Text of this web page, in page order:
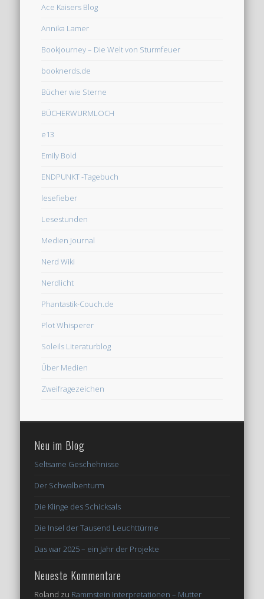
Ace Kaisers Blog
Annika Lamer
Bookjourney – Die Welt von Sturmfeuer
booknerds.de
Bücher wie Sterne
BÜCHERWURMLOCH
e13
Emily Bold
ENDPUNKT -Tagebuch
lesefieber
Lesestunden
Medien Journal
Nerd Wiki
Nerdlicht
Phantastik-Couch.de
Plot Whisperer
Soleils Literaturblog
Über Medien
Zweifragezeichen
Neu im Blog
Seltsame Geschehnisse
Der Schwalbenturm
Die Klinge des Schicksals
Die Insel der Tausend Leuchttürme
Das war 2025 – ein Jahr der Projekte
Neueste Kommentare
Roland zu Rammstein Interpretationen – Mutter